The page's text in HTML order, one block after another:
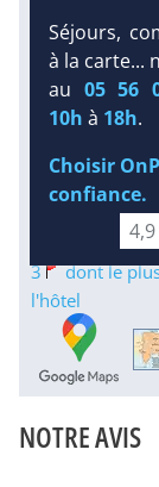
31 °C
Infos plages :
Dist.
< 100 m
Équipement :
Tx
Infos golfs :
3 dont le
l'hôtel
NOTRE AVIS
Séjours,
à la carte...
au 05 56
10h à 18h.
Choisir
confiance.
4,9